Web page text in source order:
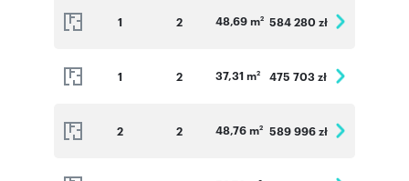
1 2 48,69 m2 584 280 zł
1 2 37,31 m2 475 703 zł
2 2 48,76 m2 589 996 zł